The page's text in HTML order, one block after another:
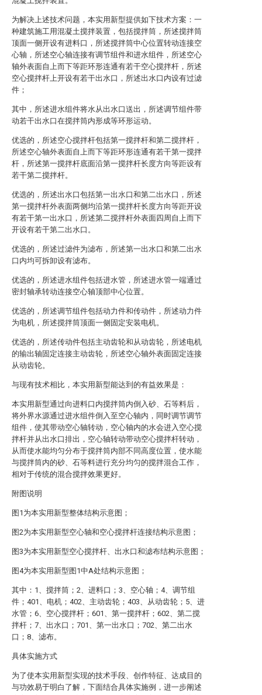
为解决上述技术问题，本实用新型提供如下技术方案：一
种建筑施工用混凝土搅拌装置，包括搅拌筒，所述搅拌筒
顶面一侧开设有进料口，所述搅拌筒中心位置转动连接空
心轴，所述空心轴连接有调节组件和进水组件，所述空心
轴外表面自上而下等距环形连通有若干空心搅拌杆，所述
空心搅拌杆上开设有若干出水口，所述出水口内设有过滤
件；
其中，所述进水组件将水从出水口送出，所述调节组件带
动若干出水口在搅拌筒内形成等环形运动。
优选的，所述空心搅拌杆包括第一搅拌杆和第二搅拌杆，
所述空心轴外表面自上而下等距环形连通有若干第一搅拌
杆，所述第一搅拌杆底面沿第一搅拌杆长度方向等距设有
若干第二搅拌杆。
优选的，所述出水口包括第一出水口和第二出水口，所述
第一搅拌杆外表面两侧均沿第一搅拌杆长度方向等距开设
有若干第一出水口，所述第二搅拌杆外表面四周自上而下
开设有若干第二出水口。
优选的，所述过滤件为滤布，所述第一出水口和第二出水
口内均可拆卸设有滤布。
优选的，所述进水组件包括进水管，所述进水管一端通过
密封轴承转动连接空心轴顶部中心位置。
优选的，所述调节组件包括动力件和传动件，所述动力件
为电机，所述搅拌筒顶面一侧固定安装电机。
优选的，所述传动件包括主动齿轮和从动齿轮，所述电机
的输出轴固定连接主动齿轮，所述空心轴外表面固定连接
从动齿轮。
与现有技术相比，本实用新型能达到的有益效果是：
本实用新型通过向进料口内搅拌筒内倒入砂、石等料后，
将外界水源通过进水组件倒入至空心轴内，同时调节调节
组件，使其带动空心轴转动，空心轴内的水会进入空心搅
拌杆并从出水口排出，空心轴转动带动空心搅拌杆转动，
从而使水能均匀分布于搅拌筒内部不同高度位置，使水能
与搅拌筒内的砂、石等料进行充分均匀的搅拌混合工作，
相对于传统的混合搅拌效果更好。
附图说明
图1为本实用新型整体结构示意图；
图2为本实用新型空心轴和空心搅拌杆连接结构示意图；
图3为本实用新型空心搅拌杆、出水口和滤布结构示意图；
图4为本实用新型图1中A处结构示意图；
其中：1、搅拌筒；2、进料口；3、空心轴；4、调节组
件；401、电机；402、主动齿轮；403、从动齿轮；5、进
水管；6、空心搅拌杆；601、第一搅拌杆；602、第二搅
拌杆；7、出水口；701、第一出水口；702、第二出水
口；8、滤布。
具体实施方式
为了使本实用新型实现的技术手段、创作特征、达成目的
与功效易于明白了解，下面结合具体实施例，进一步阐述